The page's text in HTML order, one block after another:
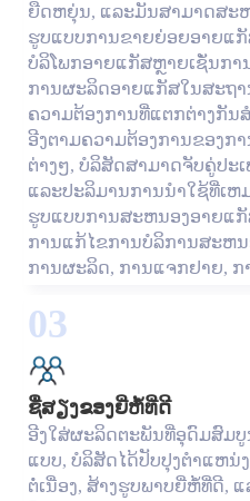
ຍືດຫຍຸ່ນ, ແລະມັນສາມາດສະ
ຮູບແບບການຂາຍຍ່ອຍອາຍແ
ບໍລິໂພກອາຍແກັສຫຼາຍເຊັ່ນກ
ການຜະລິດອາຍແກັສໃນສະຖ
ຄວາມຕ້ອງການທີ່ແຕກຕ່າງກັນ
ອີງຕາມຄວາມຕ້ອງການຂອງກ
ຕ່າງໆ, ບໍລິສັດສາມາດຈັບຄູ່ປະ
ແລະປະລິມານການນໍາໃຊ້ທີ່ເຫ
ຮູບແບບການສະຫນອງອາຍແ
ການແກ້ໄຂການບໍລິການສະຫ
ການຜະລິດ, ການແຈກຢາຍ, ກ
03
ຊື່ສຽງຂອງຍີ່ຫໍ້ທີ່ດີ
ອີງໃສ່ຜະລິດຕະພັນທີ່ອຸດົມສົມ
ແບບ, ບໍລິສັດໄດ້ປັບປຸງຕໍາແຫນ່
ຕໍ່ເນື່ອງ, ສ້າງຮູບພາບຍີ່ຫໍ້ທີ່ດີ,